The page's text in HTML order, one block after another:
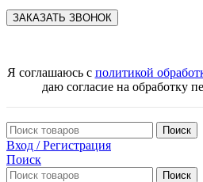
Я соглашаюсь с политикой
даю согласие на обработку
Поиск
Вход / Регистрация
Поиск
Поиск